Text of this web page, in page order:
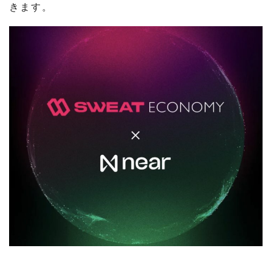
きます。